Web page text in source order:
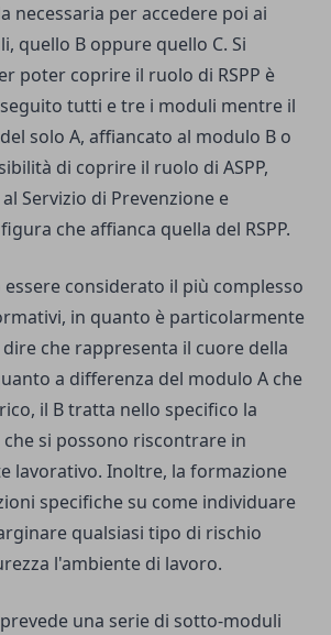
necessaria per accedere poi ai
quello B oppure quello C. Si
poter coprire il ruolo di RSPP è
tutti e tre i moduli mentre il
solo A, affiancato al modulo B o
di coprire il ruolo di ASPP,
Servizio di Prevenzione e
che affianca quella del RSPP.
essere considerato il più complesso
in quanto è particolarmente
che rappresenta il cuore della
a differenza del modulo A che
il B tratta nello specifico la
si possono riscontrare in
lavorativo. Inoltre, la formazione
specifiche su come individuare
qualsiasi tipo di rischio
l'ambiente di lavoro.
una serie di sotto-moduli